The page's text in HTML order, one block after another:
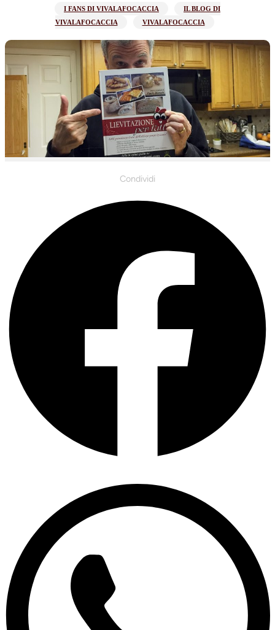
I FANS DI VIVALAFOCACCIA
IL BLOG DI
VIVALAFOCACCIA
VIVALAFOCACCIA
Condividi